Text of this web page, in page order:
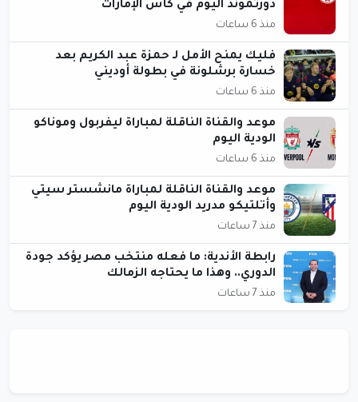
دورتموند اليوم في كأس الإمارات
منذ 6 ساعات
فليك يمنح الأمل لـ حمزة عبد الكريم بعد
خسارة برشلونة في بطولة أوديني
منذ 6 ساعات
موعد والقناة الناقلة لمباراة ليفربول وموناكو
الودية اليوم
منذ 6 ساعات
موعد والقناة الناقلة لمباراة مانشستر سيتي
وأتلتيكو مدريد الودية اليوم
منذ 7 ساعات
رابطة الأندية: ما فعله منتخب مصر يؤكد جودة
الدوري.. وهذا ما يحتاجه الزمالك
منذ 7 ساعات